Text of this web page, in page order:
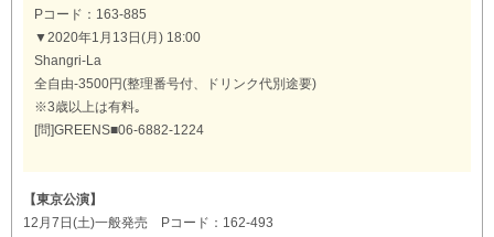
Pコード：163-885
▼2020年1月13日(月) 18:00
Shangri-La
全自由-3500円(整理番号付、ドリンク代別途要)
※3歳以上は有料｡
[問]GREENS■06-6882-1224
【東京公演】
12月7日(土)一般発売 Pコード：162-493